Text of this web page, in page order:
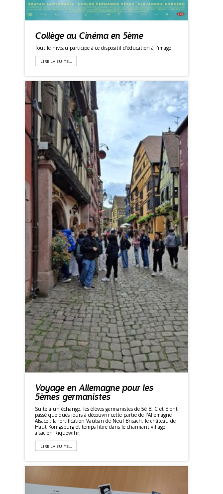
Collège au Cinéma en 5ème
Tout le niveau participe à ce dispositif d'éducation à l'image.
LIRE LA SUITE…
Voyage en Allemagne pour les
5èmes germanistes
Suite à un échange, les élèves germanistes de 5è B, C et E ont
passé quelques jours à découvrir cette partie de l'Allemagne
Alsace : la fortification Vauban de Neuf Brisach, le château de
Haut Königsburg et temps libre dans le charmant village
alsacien Riquewihr.
LIRE LA SUITE…